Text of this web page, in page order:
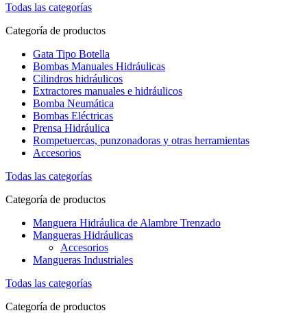
Todas las categorías
Categoría de productos
Gata Tipo Botella
Bombas Manuales Hidráulicas
Cilindros hidráulicos
Extractores manuales e hidráulicos
Bomba Neumática
Bombas Eléctricas
Prensa Hidráulica
Rompetuercas, punzonadoras y otras herramientas
Accesorios
Todas las categorías
Categoría de productos
Manguera Hidráulica de Alambre Trenzado
Mangueras Hidráulicas
Accesorios
Mangueras Industriales
Todas las categorías
Categoría de productos